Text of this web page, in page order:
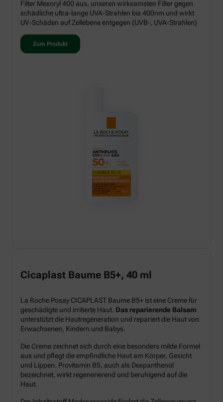
Filter Mexoryl 400 aus, unseren wirksamsten Filter gegen
schädliche ultra-lange UVA-Strahlen bis 400nm und wirkt
UV-Schäden auf Zellebene entgegen (UVB-, UVA-Strahlen)
Zum Produkt
Cicaplast Baume B5+, 40 ml
La Roche Posay CICAPLAST Baume B5+ ist eine Creme für
geschädigte und irritierte Haut. Das reparierende Balsam
unterstützt die Hautregeneration und repariert die Haut von
Erwachsenen, Kindern und Babys.
Die Creme zeichnet sich durch eine besonders milde Formel
aus und pflegt die empfindliche Haut am Körper, Gesicht
und Lippen. Provitamin B5, auch als Dexpanthenol
bezeichnet, wirkt regenerierend und beruhigend auf die
Haut.